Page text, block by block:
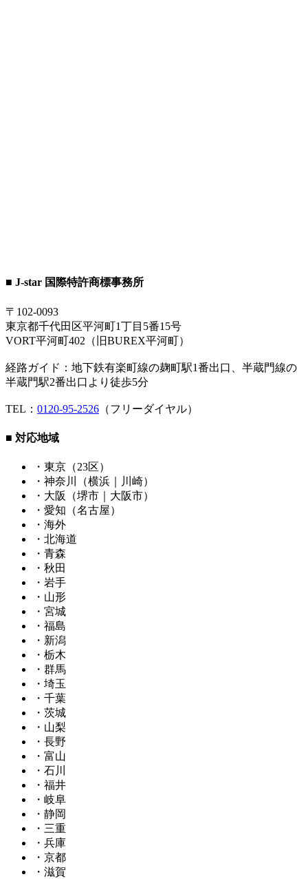
■ J-star 国際特許商標事務所
〒102-0093
東京都千代田区平河町1丁目5番15号
VORT平河町402（旧BUREX平河町）
経路ガイド：地下鉄有楽町線の麹町駅1番出口、半蔵門線の
半蔵門駅2番出口より徒歩5分
TEL： 0120-95-2526 （フリーダイヤル）
■ 対応地域
・東京（23区）
・神奈川（横浜｜川崎）
・大阪（堺市｜大阪市）
・愛知（名古屋）
・海外
・北海道
・青森
・秋田
・岩手
・山形
・宮城
・福島
・新潟
・栃木
・群馬
・埼玉
・千葉
・茨城
・山梨
・長野
・富山
・石川
・福井
・岐阜
・静岡
・三重
・兵庫
・京都
・滋賀